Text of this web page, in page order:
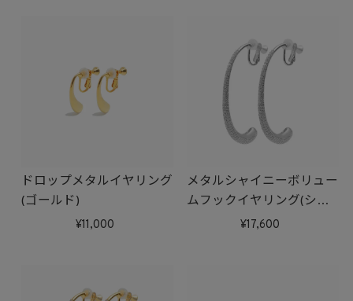
ドロップメタルイヤリング
(ゴールド)
11,000
メタルシャイニーボリュー
ムフックイヤリング(シル
17,600